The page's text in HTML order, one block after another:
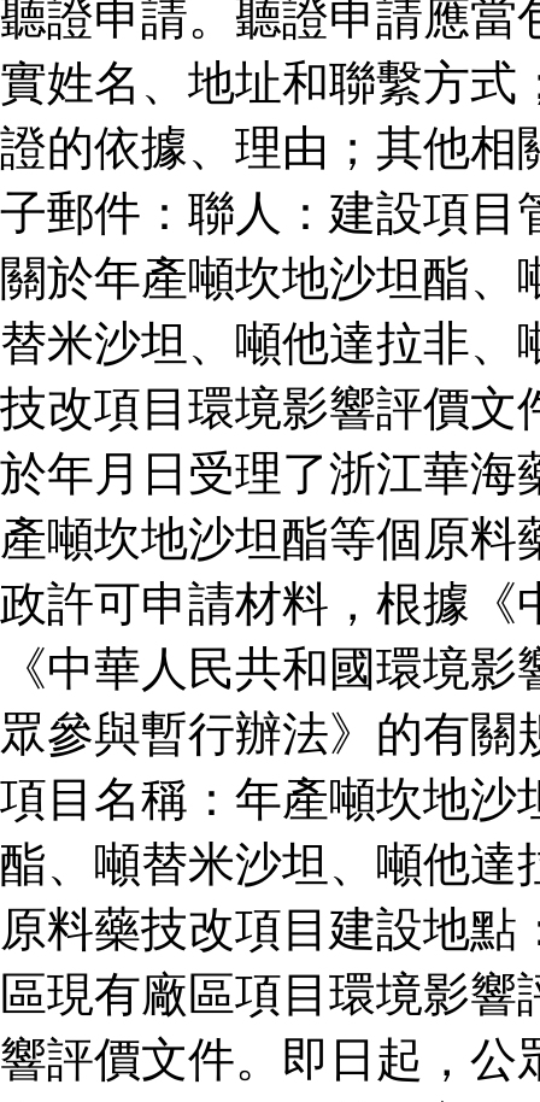
聽證申請。聽證申請應當
實姓名、地址和聯繫方式
證的依據、理由；其他相
子郵件：聯人：建設項目
關於年產噸坎地沙坦酯
替米沙坦、噸他達拉非
技改項目環境影響評價文
於年月日受理了浙江華海
產噸坎地沙坦酯等個原
政許可申請材料，根據《
《中華人民共和國環境
眾參與暫行辦法》的有
項目名稱：年產噸坎地沙
酯、噸替米沙坦、噸他達
原料藥技改項目建設地
區現有廠區項目環境影
響評價文件。即日起，公